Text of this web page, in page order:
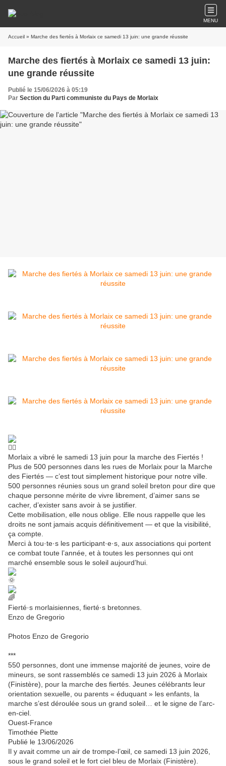
MENU
Accueil » Marche des fiertés à Morlaix ce samedi 13 juin: une grande réussite
Marche des fiertés à Morlaix ce samedi 13 juin:
une grande réussite
Publié le 15/06/2026 à 05:19
Par Section du Parti communiste du Pays de Morlaix
Morlaix a vibré le samedi 13 juin pour la marche des Fiertés !
Plus de 500 personnes dans les rues de Morlaix pour la Marche
des Fiertés — c’est tout simplement historique pour notre ville.
500 personnes réunies sous un grand soleil breton pour dire que
chaque personne mérite de vivre librement, d’aimer sans se
cacher, d’exister sans avoir à se justifier.
Cette mobilisation, elle nous oblige. Elle nous rappelle que les
droits ne sont jamais acquis définitivement — et que la visibilité,
ça compte.
Merci à tou·te·s les participant·e·s, aux associations qui portent
ce combat toute l’année, et à toutes les personnes qui ont
marché ensemble sous le soleil aujourd’hui.
Fierté·s morlaisiennes, fierté·s bretonnes.
Enzo de Gregorio
Photos Enzo de Gregorio
***
550 personnes, dont une immense majorité de jeunes, voire de
mineurs, se sont rassemblés ce samedi 13 juin 2026 à Morlaix
(Finistère), pour la marche des fiertés. Jeunes célébrants leur
orientation sexuelle, ou parents « éduquant » les enfants, la
marche s’est déroulée sous un grand soleil… et le signe de l’arc-
en-ciel.
Ouest-France
Timothée Piette
Publié le 13/06/2026
Il y avait comme un air de trompe-l’œil, ce samedi 13 juin 2026,
sous le grand soleil et le fort ciel bleu de Morlaix (Finistère).